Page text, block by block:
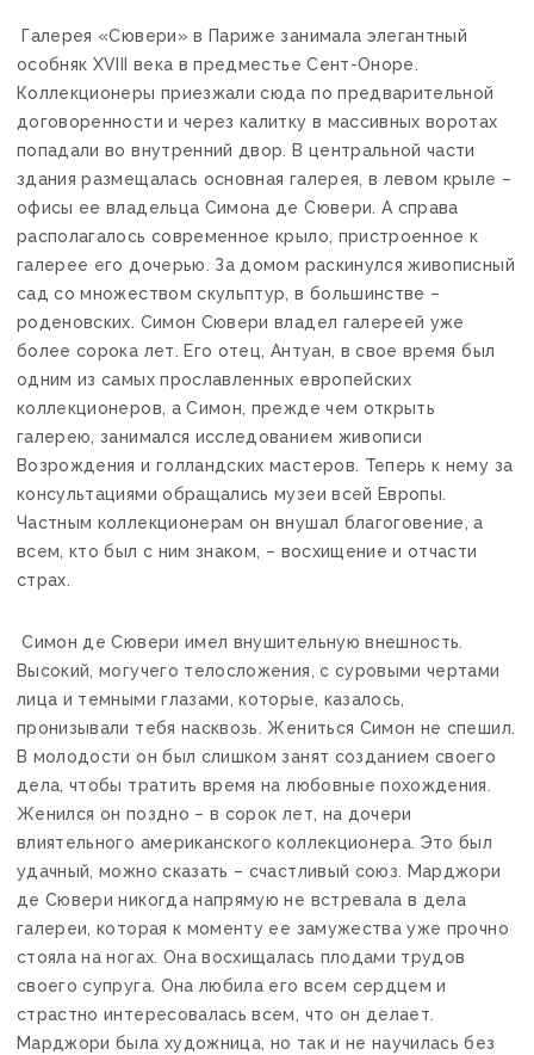
Галерея «Сювери» в Париже занимала элегантный
особняк XVIII века в предместье Сент-Оноре.
Коллекционеры приезжали сюда по предварительной
договоренности и через калитку в массивных воротах
попадали во внутренний двор. В центральной части
здания размещалась основная галерея, в левом крыле –
офисы ее владельца Симона де Сювери. А справа
располагалось современное крыло, пристроенное к
галерее его дочерью. За домом раскинулся живописный
сад со множеством скульптур, в большинстве –
роденовских. Симон Сювери владел галереей уже
более сорока лет. Его отец, Антуан, в свое время был
одним из самых прославленных европейских
коллекционеров, а Симон, прежде чем открыть
галерею, занимался исследованием живописи
Возрождения и голландских мастеров. Теперь к нему за
консультациями обращались музеи всей Европы.
Частным коллекционерам он внушал благоговение, а
всем, кто был с ним знаком, – восхищение и отчасти
страх.
Симон де Сювери имел внушительную внешность.
Высокий, могучего телосложения, с суровыми чертами
лица и темными глазами, которые, казалось,
пронизывали тебя насквозь. Жениться Симон не спешил.
В молодости он был слишком занят созданием своего
дела, чтобы тратить время на любовные похождения.
Женился он поздно – в сорок лет, на дочери
влиятельного американского коллекционера. Это был
удачный, можно сказать – счастливый союз. Марджори
де Сювери никогда напрямую не встревала в дела
галереи, которая к моменту ее замужества уже прочно
стояла на ногах. Она восхищалась плодами трудов
своего супруга. Она любила его всем сердцем и
страстно интересовалась всем, что он делает.
Марджори была художница, но так и не научилась без